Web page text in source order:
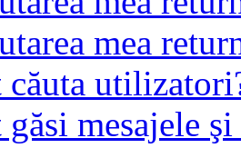
mea
căuta
mesajele